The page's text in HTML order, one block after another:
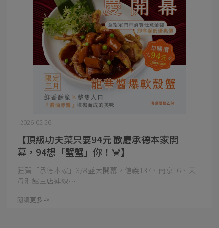
【頂級功夫菜只要94元 ⁉️歡慶承德本家開
幕，94想「蟹蟹」你！🦀】
| 2026-02-26
狂賀「承德本家」3/8 盛大開幕，信義137、南京16、天
母別館三店連線⋯
閱讀更多 ->